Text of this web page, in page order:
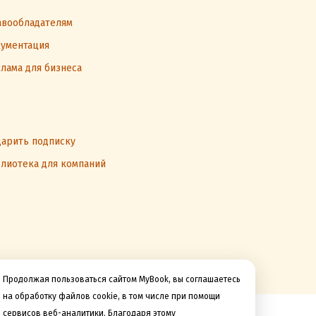
Продолжая пользоваться сайтом MyBook, вы соглашаетесь
на обработку файлов cookie, в том числе при помощи
сервисов веб-аналитики. Благодаря этому
для бизнеса
подписку
для компаний